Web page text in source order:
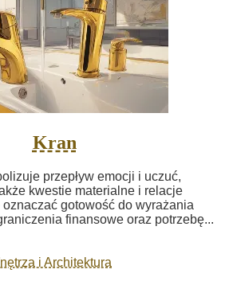
Kran
przepływ emocji i uczuć,
kwestie materialne i relacje
gotowość do wyrażania
finansowe oraz potrzebę...
i Architektura